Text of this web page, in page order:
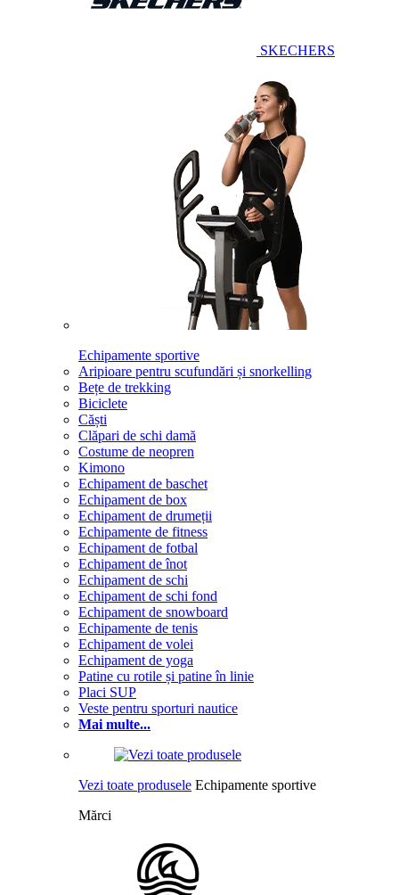
SKECHERS
Echipamente sportive
Aripioare pentru scufundări și snorkelling
Bețe de trekking
Biciclete
Căști
Clăpari de schi damă
Costume de neopren
Kimono
Echipament de baschet
Echipament de box
Echipament de drumeții
Echipamente de fitness
Echipament de fotbal
Echipament de înot
Echipament de schi
Echipament de schi fond
Echipament de snowboard
Echipamente de tenis
Echipament de volei
Echipament de yoga
Patine cu rotile și patine în linie
Placi SUP
Veste pentru sporturi nautice
Mai multe...
Vezi toate produsele Echipamente sportive
Mărci